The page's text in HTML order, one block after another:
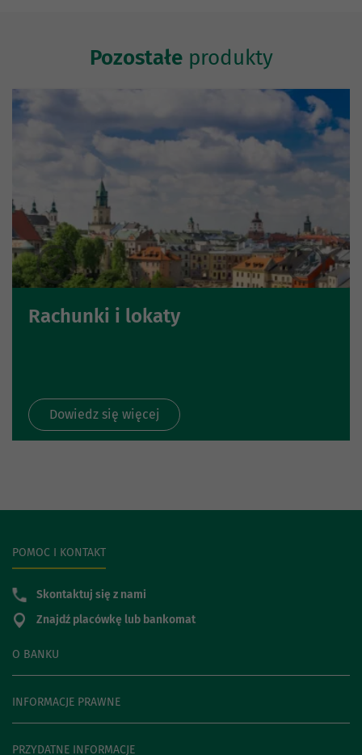
Pozostałeprodukty
Rachunki i lokaty
Dowiedz się więcej
O BANKU
INFORMACJE PRAWNE
PRZYDATNE INFORMACJE
POMOC I KONTAKT
Skontaktuj się z nami
Znajdź placówkę lub bankomat